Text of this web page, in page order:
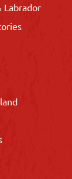
Labrador